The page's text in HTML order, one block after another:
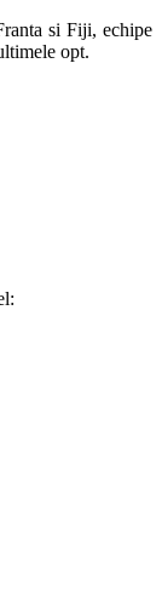
si Fiji, echipe
opt.